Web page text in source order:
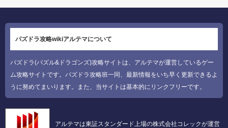
パズドラ攻略wikiアルテマについて
パズドラ(パズル&ドラゴンズ)攻略サイトは、アルテマが運営しているゲー
ム攻略サイトです。パズドラ攻略班一同、最新情報をいち早く更新できるよ
うに努めてまいります。また、当サイトは基本的にリンクフリーです。
アルテマは東証スタンダード上場の株式会社コレックが運営